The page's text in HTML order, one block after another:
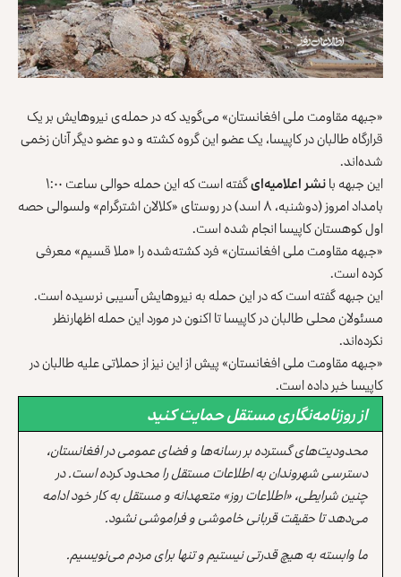
«جبهه مقاومت ملی افغانستان» می‌گوید که در حمله‌ی نیروهایش بر یک
قرارگاه طالبان در کاپیسا، یک عضو این گروه کشته و دو عضو دیگر آنان زخمی
شده‌اند.
این جبهه بانشر اعلامیه‌‌ای
گفته است که این حمله حوالی ساعت ۱:۰۰
بامداد امروز (دوشنبه، ۸ اسد) در روستای «کلالان اشترگرام» ولسوالی حصه‌
اول کوهستان کاپیسا انجام شده است.
«جبهه مقاومت ملی افغانستان» فرد کشته‌شده را «ملا قسیم» معرفی
کرده است.
این جبهه گفته است که در این حمله به نیروهایش آسیبی نرسیده است.
مسئولان محلی طالبان در کاپیسا تا اکنون در مورد این حمله اظهارنظر
نکرده‌اند.
«جبهه مقاومت ملی افغانستان» پیش از این نیز از حملاتی علیه طالبان در
کاپیسا خبر داده است.
از روزنامه‌نگاری مستقل حمایت کنید
محدودیت‌های گسترده بر رسانه‌ها و فضای عمومی در افغانستان،
دسترسی شهروندان به اطلاعات مستقل را محدود کرده است. در
چنین شرایطی، «اطلاعات روز» متعهدانه و مستقل به کار خود ادامه
می‌دهد تا حقیقت قربانی خاموشی و فراموشی نشود.
ما وابسته به هیچ قدرتی نیستیم و تنها برای مردم می‌نویسیم.